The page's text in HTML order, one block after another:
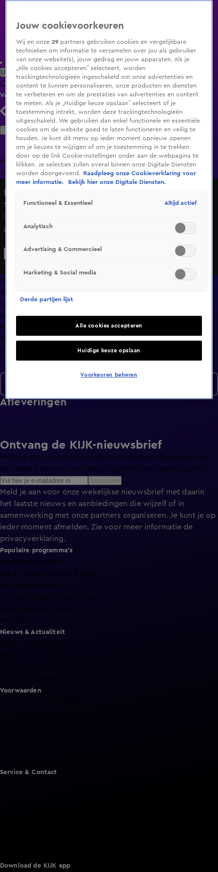
Uitzending Gemist Populaire programma's Zenders Genres
ClipsFilmsRadioSmart TV inlogShop
Volg KIJK
Zoeken
HomeUitzending Gemist Programma's De Bondgenoten
OranjezomerLivestreamsShop
Seizoen 2, aflevering 118
2 apr 2025, 19:32
El Che krijgt de handen niet op elkaar voor zijn rapbattle.
Overzicht
Afleveringen
Clips
Hoe is het nu met?
Macdate met Nick Eshuis
Terugblik
Info
Afleveringen
Ontvang de KIJK-nieuwsbrief
Meld je aan voor de nieuwsbrief en blijf op de hoogte van
het laatste nieuws over de programma’s en series op KIJK.
Meld je aan voor onze wekelijkse nieuwsbrief met daarin
het laatste nieuws en aanbiedingen die wijzelf of in
samenwerking met onze partners organiseren. Je kunt je op
ieder moment afmelden. Zie voor meer informatie de
privacyverklaring.
Populaire programma's
De Bondgenoten
A.S.S. - Anti Survival Show
De Oranjezomer
Mi Dushi: wat is dan liefde?
Nieuws & Actualiteit
Voorwaarden
Service & Contact
Download de KIJK app
Jouw cookievoorkeuren
Wij en onze29 partners gebruiken cookies en vergelijkbare
technieken om informatie te verzamelen over jou als gebruiker
van onze website(s), jouw gedrag en jouw apparaten. Als je
„Alle cookies accepteren” selecteert, worden
trackingtechnologieën ingeschakeld om onze advertenties en
content te kunnen personaliseren, onze producten en diensten
te verbeteren en om de prestaties van advertenties en content
te meten. Als je „Huidige keuze opslaan” selecteert of je
toestemming intrekt, worden deze trackingtechnologieën
uitgeschakeld. We gebruiken dan enkel functionele en essentiële
cookies om de website goed te laten functioneren en veilig te
houden. Je kunt dit menu op ieder moment opnieuw openen
om je keuzes te wijzigen of om je toestemming in te trekken
door op de link Cookie-instellingen onder aan de webpagina te
klikken. Je selecties zullen overal binnen onze Digitale Diensten
worden doorgevoerd.
Raadpleeg onze Cookieverklaring voor
meer informatie.
Bekijk hier onze Digitale Diensten.
Functioneel & Essentieel Altijd actief
Analytisch
Advertising & Commercieel
Marketing & Social media
Derde partijen lijst
Alle cookies accepteren
Huidige keuze opslaan
Voorkeuren beheren